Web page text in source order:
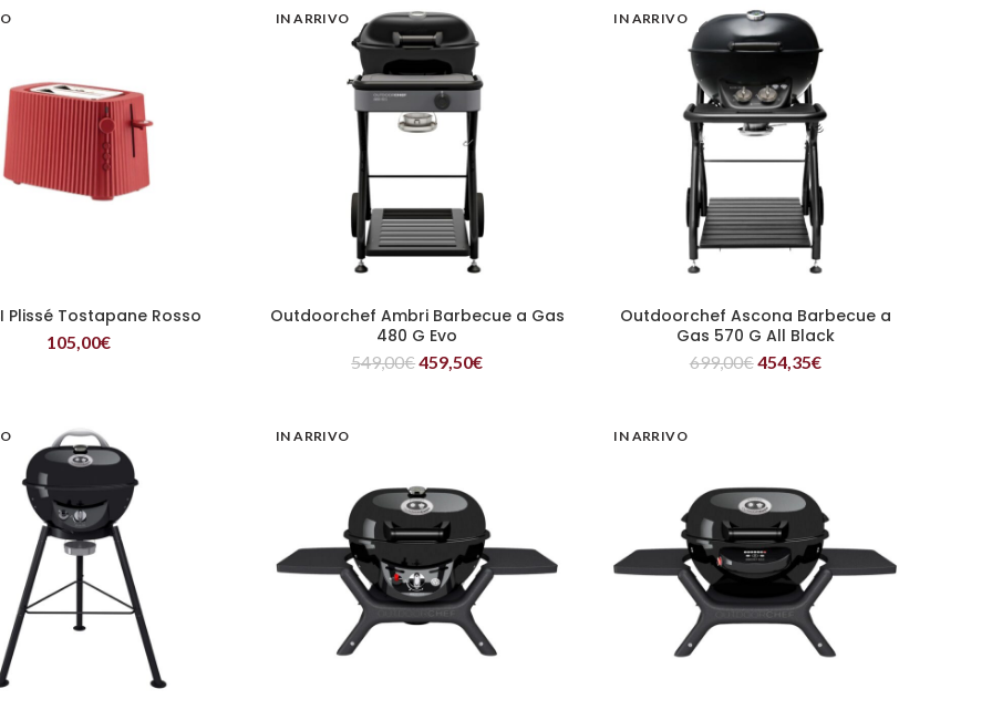
LEGGI TUTTO
Plissé Tostapane Rosso
105,00€
IN ARRIVO
LEGGI TUTTO
Outdoorchef Ambri Barbecue a Gas
480 G Evo
549,00€459,50€
IN ARRIVO
LEGGI TUTTO
Outdoorchef Ascona Barbecue a
Gas 570 G All Black
699,00€454,35€
IN ARRIVO IN ARRIVO